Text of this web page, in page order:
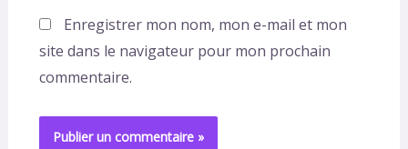
Enregistrer mon nom, mon e-mail et mon
site dans le navigateur pour mon prochain
commentaire.